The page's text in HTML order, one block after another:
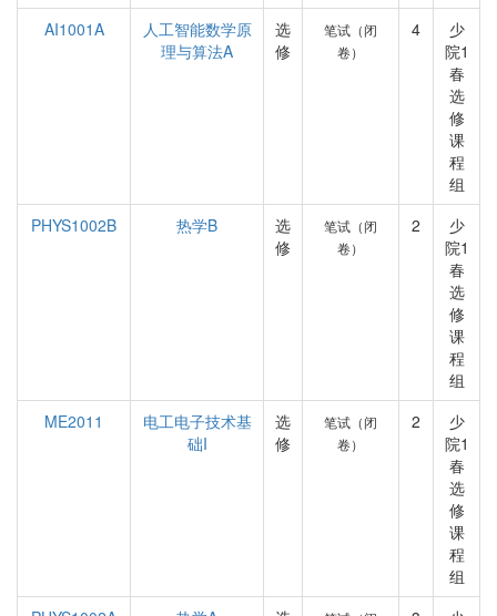
AI1001A
人工智能数学原
理与算法A
选
修
笔试（闭
卷）
4
少
院1
春
选
修
课
程
组
PHYS1002B
热学B
选
修
笔试（闭
卷）
2
少
院1
春
选
修
课
程
组
ME2011
电工电子技术基
础I
选
修
笔试（闭
卷）
2
少
院1
春
选
修
课
程
组